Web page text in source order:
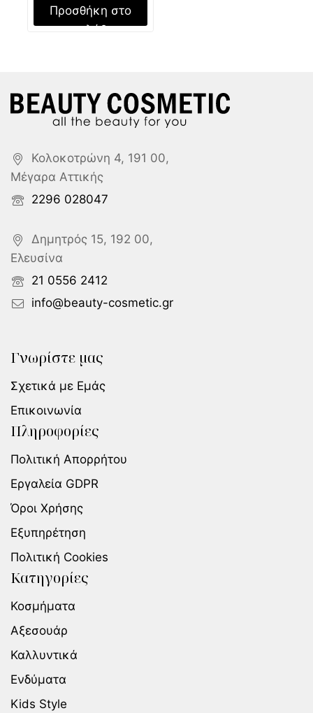
Προσθήκη στο
καλάθι
Κολοκοτρώνη 4, 191 00,
Μέγαρα Αττικής
2296 028047
Δημητρός 15, 192 00,
Ελευσίνα
21 0556 2412
info@beauty-cosmetic.gr
Γνωρίστε μας
Σχετικά με Εμάς
Επικοινωνία
Πληροφορίες
Πολιτική Απορρήτου
Εργαλεία GDPR
Όροι Χρήσης
Εξυπηρέτηση
Πολιτική Cookies
Κατηγορίες
Κοσμήματα
Αξεσουάρ
Καλλυντικά
Ενδύματα
Kids Style